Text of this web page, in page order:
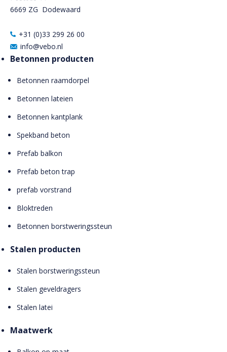
6669 ZG Dodewaard
+31 (0)33 299 26 00
info@vebo.nl
Betonnen producten
Betonnen raamdorpel
Betonnen lateien
Betonnen kantplank
Spekband beton
Prefab balkon
Prefab beton trap
prefab vorstrand
Bloktreden
Betonnen borstweringssteun
Stalen producten
Stalen borstweringssteun
Stalen geveldragers
Stalen latei
Maatwerk